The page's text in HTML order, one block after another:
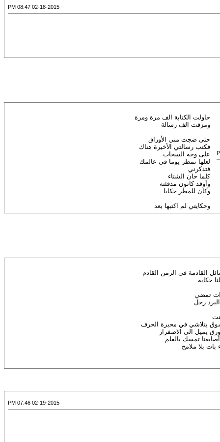
02-18-2015 08:47 PM
حاولت الكتابة الف مرة ومرة
ومزقت الف رسالة
حتى ضجت مني الأوراق
فكتب رسالتي الأخيرة هناك
على وجه السحاب
لعلها تمطر يوما في عالمك
فتذكرني
كلما حان الشتاء
وأوقد كانون مدفئته
وكان للمطر حكايا
وحكايتي لم اكتبها بعد
القادمة في الزمن القادم
حكاية
تمضي
رحل
يتلاشي في محبرة الحرف
يميل الى الاصفرار
تمسك بالقلم
بلا ملامح
02-19-2015 07:46 PM